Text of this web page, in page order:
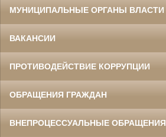
МУНИЦИПАЛЬНЫЕ ОРГАНЫ ВЛАСТИ
ВАКАНСИИ
ПРОТИВОДЕЙСТВИЕ КОРРУПЦИИ
ОБРАЩЕНИЯ ГРАЖДАН
ВНЕПРОЦЕССУАЛЬНЫЕ ОБРАЩЕНИЯ